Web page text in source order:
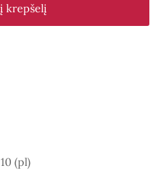
krepšelį
(pl)